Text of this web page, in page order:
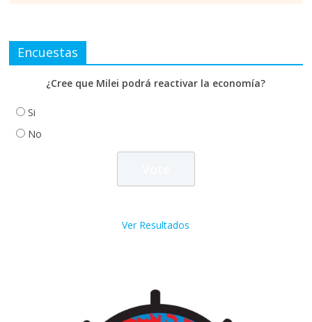
Encuestas
¿Cree que Milei podrá reactivar la economía?
Si
No
Ver Resultados